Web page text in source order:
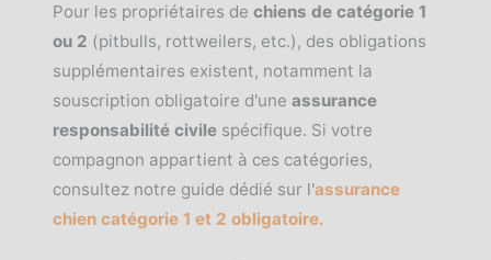
Pour les propriétaires de chiens de catégorie 1
ou 2 (pitbulls, rottweilers, etc.), des obligations
supplémentaires existent, notamment la
souscription obligatoire d'une assurance
responsabilité civile spécifique. Si votre
compagnon appartient à ces catégories,
consultez notre guide dédié sur l'assurance
chien catégorie 1 et 2 obligatoire.